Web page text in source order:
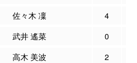
佐々木 凜 4
武井 遙菜 0
高木 美波 2